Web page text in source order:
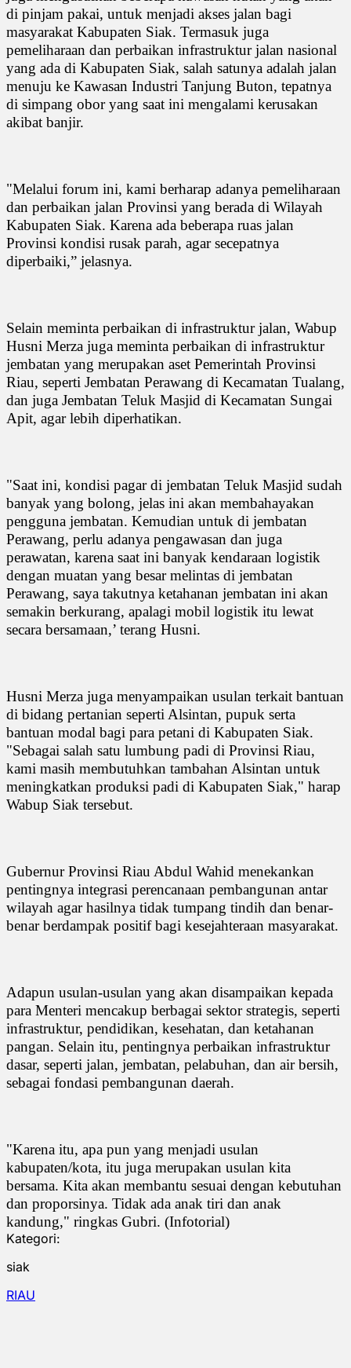
di pinjam pakai, untuk menjadi akses jalan bagi
masyarakat Kabupaten Siak. Termasuk juga
pemeliharaan dan perbaikan infrastruktur jalan nasional
yang ada di Kabupaten Siak, salah satunya adalah jalan
menuju ke Kawasan Industri Tanjung Buton, tepatnya
di simpang obor yang saat ini mengalami kerusakan
akibat banjir.
"Melalui forum ini, kami berharap adanya pemeliharaan
dan perbaikan jalan Provinsi yang berada di Wilayah
Kabupaten Siak. Karena ada beberapa ruas jalan
Provinsi kondisi rusak parah, agar secepatnya
diperbaiki,” jelasnya.
Selain meminta perbaikan di infrastruktur jalan, Wabup
Husni Merza juga meminta perbaikan di infrastruktur
jembatan yang merupakan aset Pemerintah Provinsi
Riau, seperti Jembatan Perawang di Kecamatan Tualang,
dan juga Jembatan Teluk Masjid di Kecamatan Sungai
Apit, agar lebih diperhatikan.
"Saat ini, kondisi pagar di jembatan Teluk Masjid sudah
banyak yang bolong, jelas ini akan membahayakan
pengguna jembatan. Kemudian untuk di jembatan
Perawang, perlu adanya pengawasan dan juga
perawatan, karena saat ini banyak kendaraan logistik
dengan muatan yang besar melintas di jembatan
Perawang, saya takutnya ketahanan jembatan ini akan
semakin berkurang, apalagi mobil logistik itu lewat
secara bersamaan,’ terang Husni.
Husni Merza juga menyampaikan usulan terkait bantuan
di bidang pertanian seperti Alsintan, pupuk serta
bantuan modal bagi para petani di Kabupaten Siak.
"Sebagai salah satu lumbung padi di Provinsi Riau,
kami masih membutuhkan tambahan Alsintan untuk
meningkatkan produksi padi di Kabupaten Siak," harap
Wabup Siak tersebut.
Gubernur Provinsi Riau Abdul Wahid menekankan
pentingnya integrasi perencanaan pembangunan antar
wilayah agar hasilnya tidak tumpang tindih dan benar-
benar berdampak positif bagi kesejahteraan masyarakat.
Adapun usulan-usulan yang akan disampaikan kepada
para Menteri mencakup berbagai sektor strategis, seperti
infrastruktur, pendidikan, kesehatan, dan ketahanan
pangan. Selain itu, pentingnya perbaikan infrastruktur
dasar, seperti jalan, jembatan, pelabuhan, dan air bersih,
sebagai fondasi pembangunan daerah.
"Karena itu, apa pun yang menjadi usulan
kabupaten/kota, itu juga merupakan usulan kita
bersama. Kita akan membantu sesuai dengan kebutuhan
dan proporsinya. Tidak ada anak tiri dan anak
kandung," ringkas Gubri. (Infotorial)
Kategori:
siak
RIAU